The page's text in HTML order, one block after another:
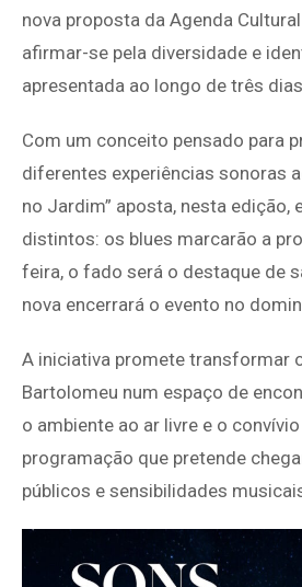
nova proposta da Agenda
afirmar-se pela diversidade e
apresentada ao longo de três dias.
Com um conceito pensado para
diferentes experiências sonoras
no Jardim” aposta, nesta edição,
distintos: os blues marcarão a
feira, o fado será o destaque de
nova encerrará o evento no
A iniciativa promete transformar
Bartolomeu num espaço de
o ambiente ao ar livre e o
programação que pretende
públicos e sensibilidades